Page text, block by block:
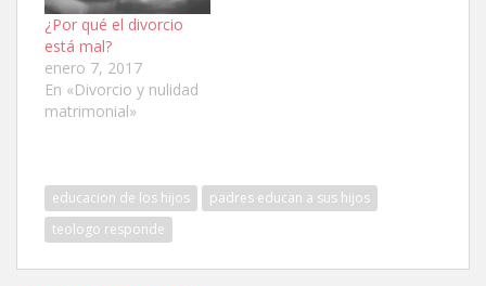
¿Por qué el divorcio
está mal?
enero 7, 2017
En «Divorcio y nulidad
matrimonial»
educacion de los hijos
padres educan a sus hijos
teologo responde